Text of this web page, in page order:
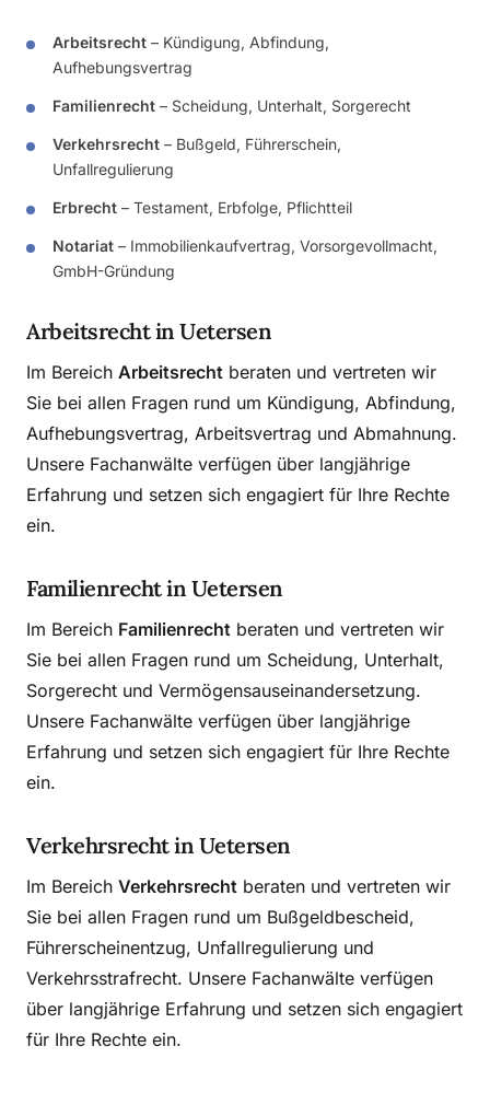
Arbeitsrecht – Kündigung, Abfindung,
Aufhebungsvertrag
Familienrecht – Scheidung, Unterhalt, Sorgerecht
Verkehrsrecht – Bußgeld, Führerschein,
Unfallregulierung
Erbrecht – Testament, Erbfolge, Pflichtteil
Notariat – Immobilienkaufvertrag, Vorsorgevollmacht,
GmbH-Gründung
Arbeitsrecht in Uetersen
Im Bereich Arbeitsrecht beraten und vertreten wir
Sie bei allen Fragen rund um Kündigung, Abfindung,
Aufhebungsvertrag, Arbeitsvertrag und Abmahnung.
Unsere Fachanwälte verfügen über langjährige
Erfahrung und setzen sich engagiert für Ihre Rechte
ein.
Familienrecht in Uetersen
Im Bereich Familienrecht beraten und vertreten wir
Sie bei allen Fragen rund um Scheidung, Unterhalt,
Sorgerecht und Vermögensauseinandersetzung.
Unsere Fachanwälte verfügen über langjährige
Erfahrung und setzen sich engagiert für Ihre Rechte
ein.
Verkehrsrecht in Uetersen
Im Bereich Verkehrsrecht beraten und vertreten wir
Sie bei allen Fragen rund um Bußgeldbescheid,
Führerscheinentzug, Unfallregulierung und
Verkehrsstrafrecht. Unsere Fachanwälte verfügen
über langjährige Erfahrung und setzen sich engagiert
für Ihre Rechte ein.